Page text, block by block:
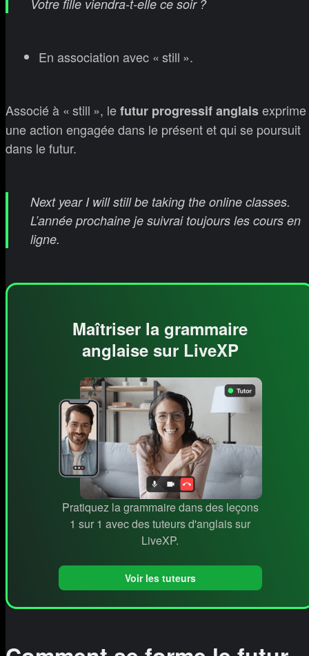
Votre fille viendra-t-elle ce soir ?
En association avec « still ».
Associé à « still », lefutur progressif anglaisexprime
une action engagée dans le présent et qui se poursuit
dans le futur.
Next year I will still be taking the online classes.
L’année prochaine je suivrai toujours les cours en
ligne.
Maîtriser la grammaire
anglaise sur LiveXP
Pratiquez la grammaire dans des leçons
1 sur 1 avec des tuteurs d'anglais sur
LiveXP.
Voir les tuteurs